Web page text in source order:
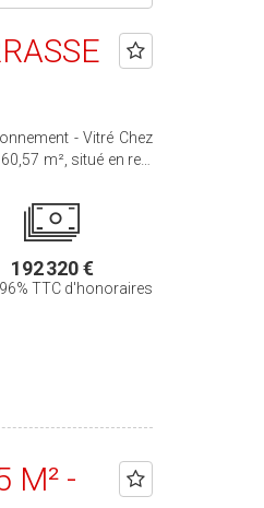
- Vitré Chez
m², situé en rez-
d'une salle
grande terrasse
fermé ainsi que
l'acquéreur. Pour
192 320 €
TTC d'honoraires
M² -